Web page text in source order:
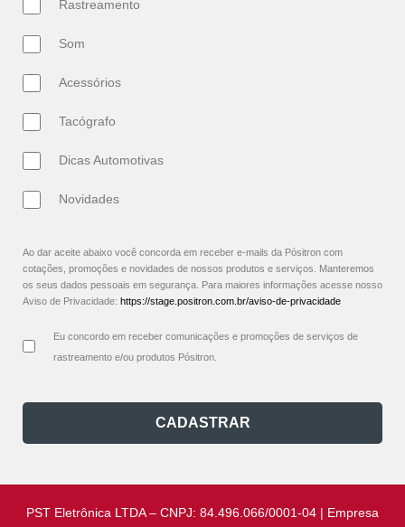
Rastreamento
Som
Acessórios
Tacógrafo
Dicas Automotivas
Novidades
Ao dar aceite abaixo você concorda em receber e-mails da Pósitron com
cotações, promoções e novidades de nossos produtos e serviços. Manteremos
os seus dados pessoais em segurança. Para maiores informações acesse nosso
Aviso de Privacidade: https://stage.positron.com.br/aviso-de-privacidade
Eu concordo em receber comunicações e promoções de serviços de
rastreamento e/ou produtos Pósitron.
CADASTRAR
PST Eletrônica LTDA – CNPJ: 84.496.066/0001-04 | Empresa